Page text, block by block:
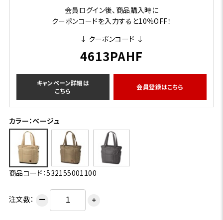
会員ログイン後、商品購入時に
クーポンコードを入力すると10％OFF！
↓ クーポンコード ↓
4613PAHF
キャンペーン詳細は
こちら
会員登録はこちら
カラー：ベージュ
商品コード：532155001100
注文数： ー ＋